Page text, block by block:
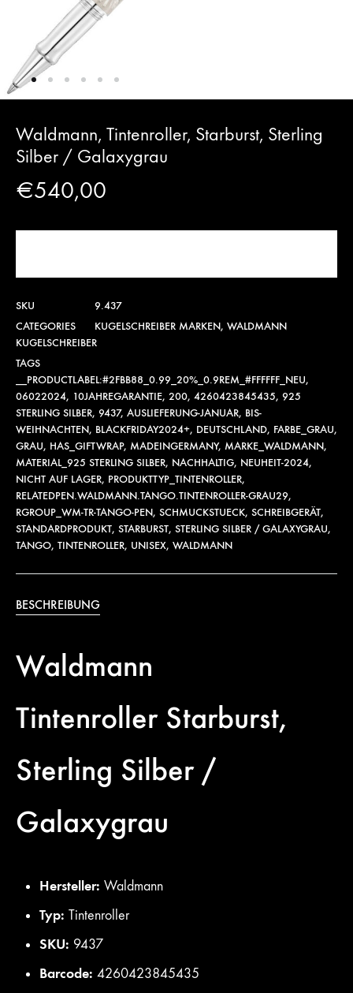
Waldmann, Tintenroller, Starburst, Sterling
Silber / Galaxygrau
€540,00
SKU
9.437
CATEGORIES
KUGELSCHREIBER MARKEN, WALDMANN
KUGELSCHREIBER
TAGS
__PRODUCTLABEL:#2FBB88_0.99_20%_0.9REM_#FFFFFF_NEU,
06022024, 10JAHREGARANTIE, 200, 4260423845435, 925
STERLING SILBER, 9437, AUSLIEFERUNG-JANUAR, BIS-
WEIHNACHTEN, BLACKFRIDAY2024+, DEUTSCHLAND, FARBE_GRAU,
GRAU, HAS_GIFTWRAP, MADEINGERMANY, MARKE_WALDMANN,
MATERIAL_925 STERLING SILBER, NACHHALTIG, NEUHEIT-2024,
NICHT AUF LAGER, PRODUKTTYP_TINTENROLLER,
RELATEDPEN.WALDMANN.TANGO.TINTENROLLER-GRAU29,
RGROUP_WM-TR-TANGO-PEN, SCHMUCKSTUECK, SCHREIBGERÄT,
STANDARDPRODUKT, STARBURST, STERLING SILBER / GALAXYGRAU,
TANGO, TINTENROLLER, UNISEX, WALDMANN
BESCHREIBUNG
Waldmann
Tintenroller Starburst,
Sterling Silber /
Galaxygrau
Hersteller: Waldmann
Typ: Tintenroller
SKU: 9437
Barcode: 4260423845435